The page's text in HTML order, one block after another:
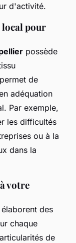
d'activité.
local pour
possède
de
adéquation
Par exemple,
les difficultés
ou à la
dans la
votre
élaborent des
chaque
de